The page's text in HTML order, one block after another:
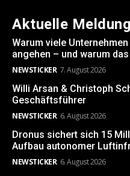
Aktuelle
Warum viele
angehen – und warum
NEWSTICKER 7. August 2026
Willi Arsan & Christoph
Geschäftsführer
NEWSTICKER 6. August 2026
Dronus sichert sich 15
Aufbau autonomer
NEWSTICKER 6. August 2026